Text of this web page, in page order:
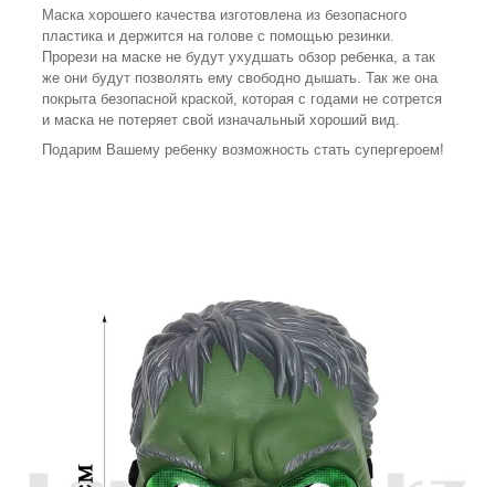
Маска хорошего качества изготовлена из безопасного
пластика и держится на голове с помощью резинки.
Прорези на маске не будут ухудшать обзор ребенка, а так
же они будут позволять ему свободно дышать. Так же она
покрыта безопасной краской, которая с годами не сотрется
и маска не потеряет свой изначальный хороший вид.
Подарим Вашему ребенку возможность стать супергероем!